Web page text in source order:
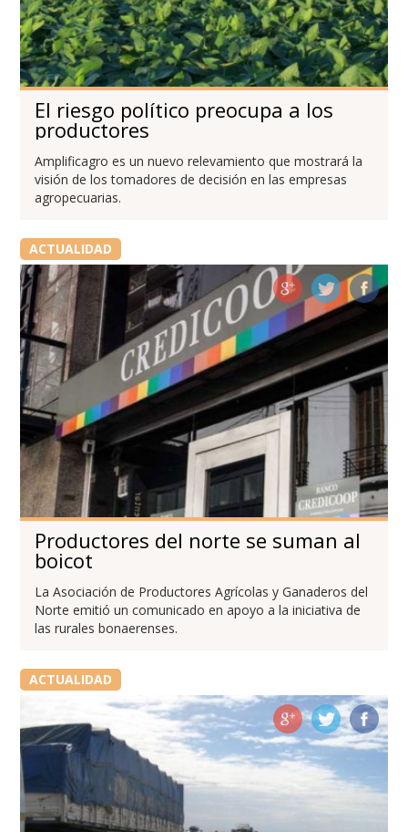
El riesgo político preocupa a los
productores
Amplificagro es un nuevo relevamiento que mostrará la
visión de los tomadores de decisión en las empresas
agropecuarias.
ACTUALIDAD
Productores del norte se suman al
boicot
La Asociación de Productores Agrícolas y Ganaderos del
Norte emitió un comunicado en apoyo a la iniciativa de
las rurales bonaerenses.
ACTUALIDAD